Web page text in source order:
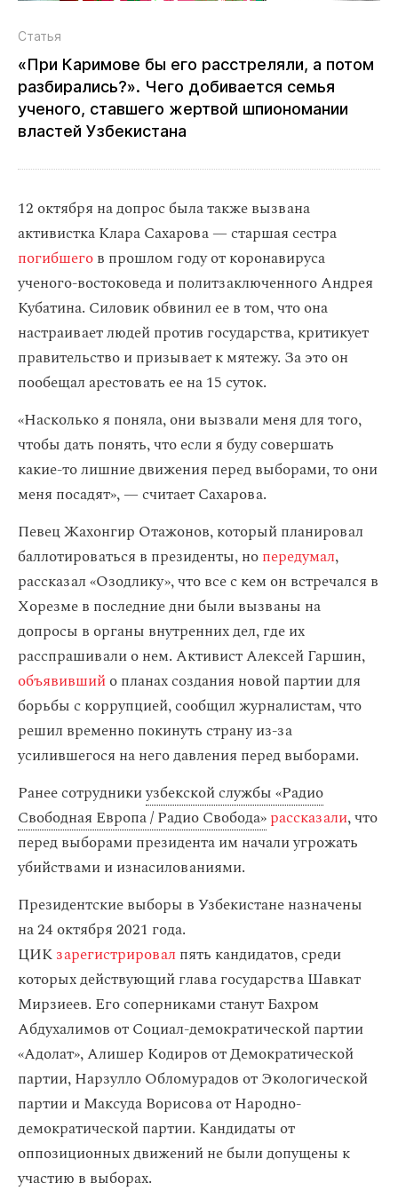
Статья
«При Каримове бы его расстреляли, а потом
разбирались?». Чего добивается семья
ученого, ставшего жертвой шпиономании
властей Узбекистана
12 октября на допрос была также вызвана
активистка Клара Сахарова — старшая сестра
погибшегов прошлом году от коронавируса
ученого-востоковеда и политзаключенного Андрея
Кубатина. Силовик обвинил ее в том, что она
настраивает людей против государства, критикует
правительство и призывает к мятежу. За это он
пообещал арестовать ее на 15 суток.
«Насколько я поняла, они вызвали меня для того,
чтобы дать понять, что если я буду совершать
какие-то лишние движения перед выборами, то они
меня посадят», — считает Сахарова.
Певец Жахонгир Отажонов, который планировал
баллотироваться в президенты, нопередумал,
рассказал «Озодлику», что все с кем он встречался в
Хорезме в последние дни были вызваны на
допросы в органы внутренних дел, где их
расспрашивали о нем. Активист Алексей Гаршин,
объявившийо планах создания новой партии для
борьбы с коррупцией, сообщил журналистам, что
решил временно покинуть страну из-за
усилившегося на него давления перед выборами.
Ранее сотрудникиузбекской службы «Радио
Свободная Европа / Радио Свобода»рассказали, что
перед выборами президента им начали угрожать
убийствами и изнасилованиями.
Президентские выборы в Узбекистане назначены
на 24 октября 2021 года.
ЦИКзарегистрировал пять кандидатов, среди
которых действующий глава государства Шавкат
Мирзиеев. Его соперниками станут Бахром
Абдухалимов от Социал-демократической партии
«Адолат», Алишер Кодиров от Демократической
партии, Нарзулло Обломурадов от Экологической
партии и Максуда Ворисова от Народно-
демократической партии. Кандидаты от
оппозиционных движений не были допущены к
участию в выборах.